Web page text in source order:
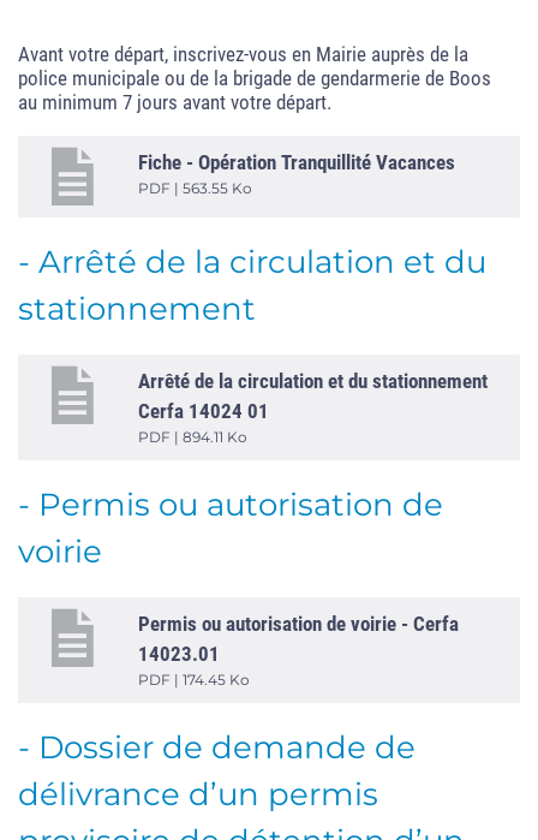
Avant votre départ, inscrivez-vous en Mairie auprès de la
police municipale ou de la brigade de gendarmerie de Boos
au minimum 7 jours avant votre départ.
Fiche - Opération Tranquillité Vacances
PDF | 563.55 Ko
- Arrêté de la circulation et du
stationnement
Arrêté de la circulation et du stationnement
Cerfa 14024 01
PDF | 894.11 Ko
- Permis ou autorisation de
voirie
Permis ou autorisation de voirie - Cerfa
14023.01
PDF | 174.45 Ko
- Dossier de demande de
délivrance d’un permis